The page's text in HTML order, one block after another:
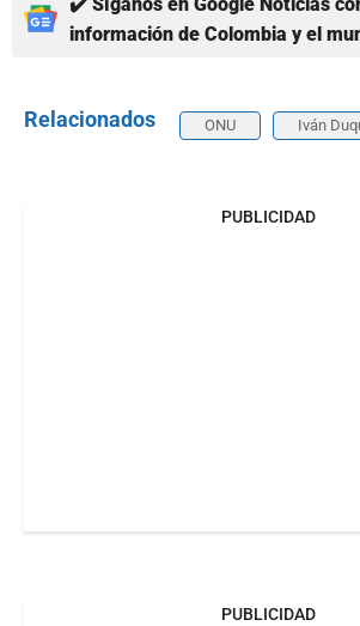
✔️ Síganos en Google Noticias
información de Colombia y el
Relacionados ONU Iván
PUBLICIDAD
PUBLICIDAD